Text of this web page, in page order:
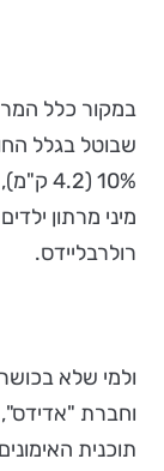
10%
רולרבליידס.
ולמי שלא בכושר
וחברת